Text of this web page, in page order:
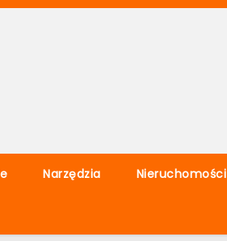
Narzędzia Nieruchomości